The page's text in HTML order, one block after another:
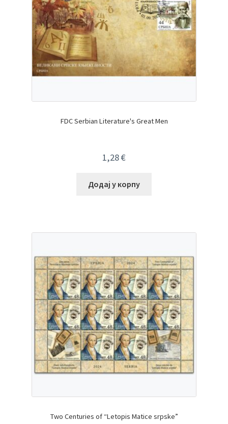
FDC Serbian Literature's Great Men
1,28€
Додај у корпу
Two Centuries of “Letopis Matice srpske”